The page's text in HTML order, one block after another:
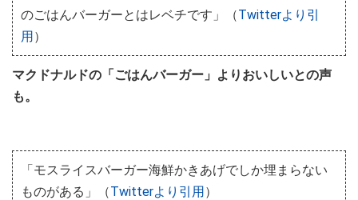
のごはんバーガーとはレベチです」（Twitterより引
用）
マクドナルドの「ごはんバーガー」よりおいしいとの声
も。
「モスライスバーガー海鮮かきあげでしか埋まらない
ものがある」（Twitterより引用）